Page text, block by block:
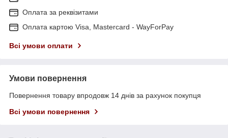
Оплата за реквізитами
Оплата картою Visa, Mastercard - WayForPay
Всі умови оплати
Умови повернення
Повернення товару впродовж 14 днів за рахунок покупця
Всі умови повернення